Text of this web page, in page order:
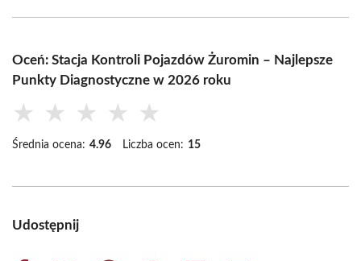
Oceń: Stacja Kontroli Pojazdów Żuromin – Najlepsze
Punkty Diagnostyczne w 2026 roku
★ ★ ★ ★ ★
Średnia ocena: 4.96 Liczba ocen: 15
Udostępnij